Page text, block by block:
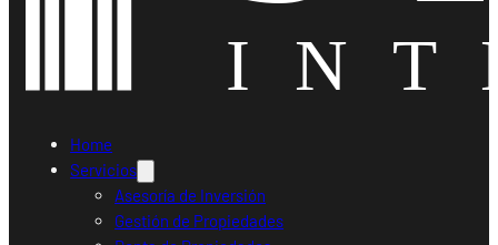
Home
Servicios
Asesoría de Inversión
Gestión de Propiedades